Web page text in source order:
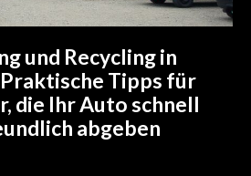
und Recycling in
Tipps für
die Ihr Auto schnell
abgeben